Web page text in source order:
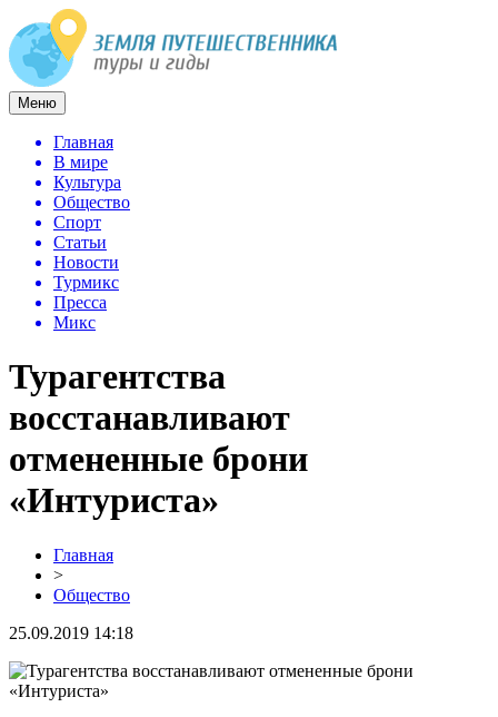
Меню
Главная
В мире
Культура
Общество
Спорт
Статьи
Новости
Турмикс
Пресса
Микс
Турагентства
восстанавливают
отмененные брони
«Интуриста»
Главная
>
Общество
25.09.2019 14:18